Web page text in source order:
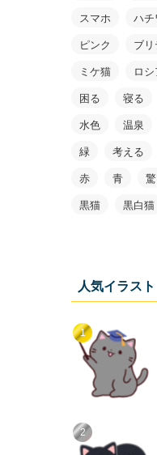
スマホ
ハチ
ピンク
ブ
ミケ猫
ロ
困る
寝る
水色
温泉
緑
考える
赤
青 驚
黒猫
黒白猫
人気イラスト